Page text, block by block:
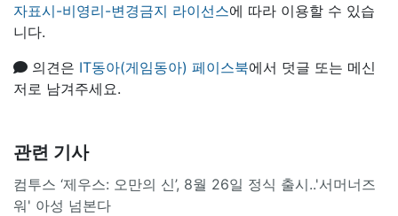
자표시-비영리-변경금지 라이선스에 따라 이용할 수 있습
니다.
의견은 IT동아(게임동아) 페이스북에서 덧글 또는 메신
저로 남겨주세요.
관련 기사
컴투스 ‘제우스: 오만의 신’, 8월 26일 정식 출시..'서머너즈
워' 아성 넘본다